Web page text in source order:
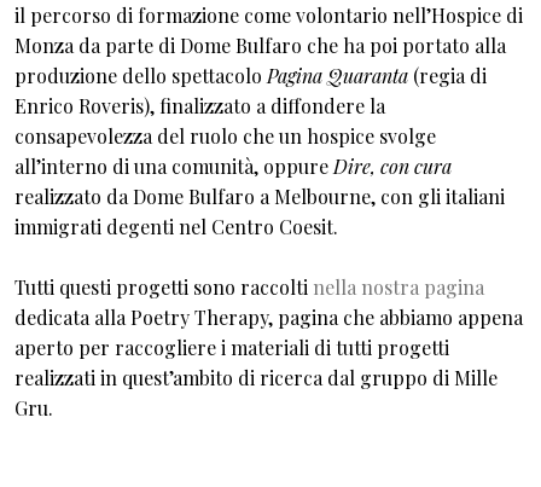
il percorso di formazione come volontario nell’Hospice di
Monza da parte di Dome Bulfaro che ha poi portato alla
produzione dello spettacolo Pagina Quaranta (regia di
Enrico Roveris), finalizzato a diffondere la
consapevolezza del ruolo che un hospice svolge
all’interno di una comunità, oppure Dire, con cura
realizzato da Dome Bulfaro a Melbourne, con gli italiani
immigrati degenti nel Centro Coesit.
Tutti questi progetti sono raccolti nella nostra pagina
dedicata alla Poetry Therapy, pagina che abbiamo appena
aperto per raccogliere i materiali di tutti progetti
realizzati in quest’ambito di ricerca dal gruppo di Mille
Gru.